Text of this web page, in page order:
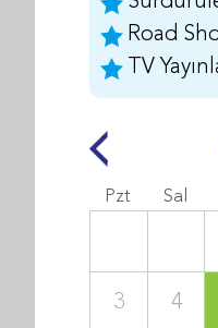
Road
TV
Pzt Sal
3 4